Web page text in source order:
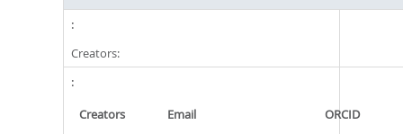
Creators:
Creators Email
ORCID